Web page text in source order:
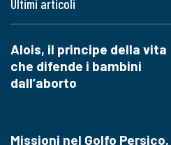
Ultimi articoli
Alois, il principe della vita
che difende i bambini
dall’aborto
Missioni nel Golfo Persico,